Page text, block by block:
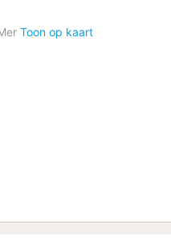
Toon op kaart